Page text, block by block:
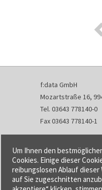
f:data GmbH
Mozartstraße 16,
Tel. 03643 778140-0
Fax 03643 778140-1
info@fdata.de
Kontakt
Impressum
Um Ihnen den
Cookies. Einige dieser
reibungslosen Ablauf
auf Sie zugeschnitten